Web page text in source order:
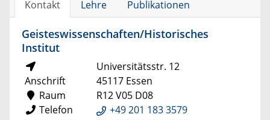
Kontakt Lehre Publikationen
Geisteswissenschaften/Historisches
Institut
Anschrift
Universitätsstr. 12
45117 Essen
Raum
R12 V05 D08
Telefon
+49 201 183 3579